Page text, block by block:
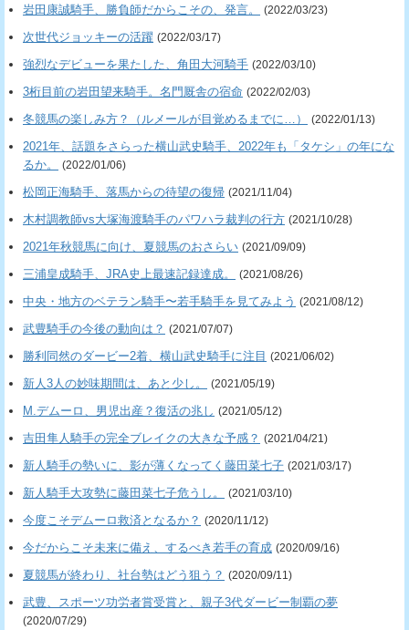
岩田康誠騎手、勝負師だからこその、発言。 (2022/03/23)
次世代ジョッキーの活躍 (2022/03/17)
強烈なデビューを果たした、角田大河騎手 (2022/03/10)
3桁目前の岩田望来騎手。名門厩舎の宿命 (2022/02/03)
冬競馬の楽しみ方？（ルメールが目覚めるまでに…） (2022/01/13)
2021年、話題をさらった横山武史騎手、2022年も「タケシ」の年にな
るか。
(2022/01/06)
松岡正海騎手、落馬からの待望の復帰 (2021/11/04)
木村調教師vs大塚海渡騎手のパワハラ裁判の行方 (2021/10/28)
2021年秋競馬に向け、夏競馬のおさらい (2021/09/09)
三浦皇成騎手、JRA史上最速記録達成。 (2021/08/26)
中央・地方のベテラン騎手〜若手騎手を見てみよう (2021/08/12)
武豊騎手の今後の動向は？ (2021/07/07)
勝利同然のダービー2着、横山武史騎手に注目 (2021/06/02)
新人3人の妙味期間は、あと少し。 (2021/05/19)
M.デムーロ、男児出産？復活の兆し (2021/05/12)
吉田隼人騎手の完全ブレイクの大きな予感？ (2021/04/21)
新人騎手の勢いに、影が薄くなってく藤田菜七子 (2021/03/17)
新人騎手大攻勢に藤田菜七子危うし。 (2021/03/10)
今度こそデムーロ救済となるか？ (2020/11/12)
今だからこそ未来に備え、するべき若手の育成 (2020/09/16)
夏競馬が終わり、社台勢はどう狙う？ (2020/09/11)
武豊、スポーツ功労者賞受賞と、親子3代ダービー制覇の夢
(2020/07/29)